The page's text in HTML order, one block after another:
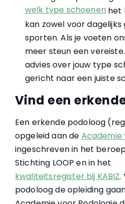
welk type schoenenhet
kan zowel voor
sporten. Als je voeten
meer steun een
advies over jouw type
gericht naar een juiste
Vind een
Een erkende podoloog
opgeleid aan de Academie
ingeschreven in het
Stichting LOOP en in het
kwaliteitsregister bij KABIZ.
podoloog de opleiding